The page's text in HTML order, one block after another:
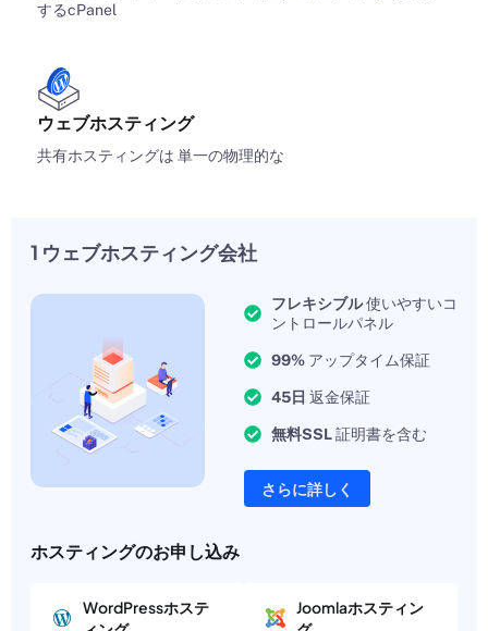
するcPanel
ウェブホスティング
共有ホスティングは 単一の物理的な
1 ウェブホスティング会社
フレキシブル使いやすいコ
ントロールパネル
99% アップタイム保証
45日 返金保証
無料SSL証明書を含む
さらに詳しく
ホスティングのお申し込み
WordPressホステ
Joomlaホスティン